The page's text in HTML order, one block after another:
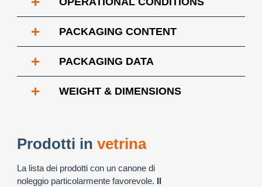
+ PACKAGING CONTENT
+ PACKAGING DATA
+ WEIGHT & DIMENSIONS
Prodotti in vetrina
La lista dei prodotti con un canone di
noleggio particolarmente favorevole. Il